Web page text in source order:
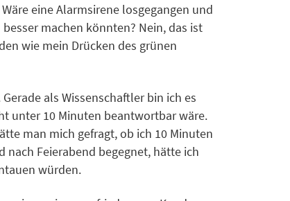
eine Alarmsirene losgegangen und
machen könnten? Nein, das ist
wie mein Drücken des grünen
als Wissenschaftler bin ich es
unter 10 Minuten beantwortbar wäre.
man mich gefragt, ob ich 10 Minuten
Feierabend begegnet, hätte ich
würden.